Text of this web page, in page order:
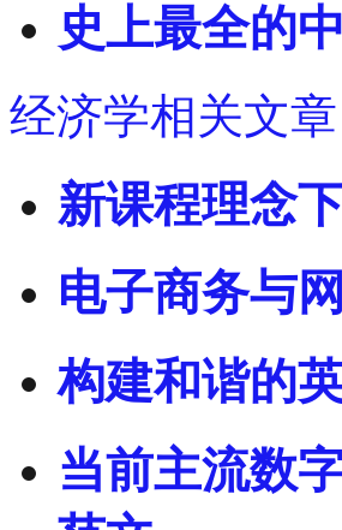
史上最全的
经济学相关文章
新课程理念
电子商务与
构建和谐的
当前主流数